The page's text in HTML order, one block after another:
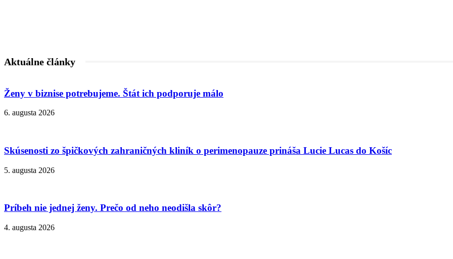
Aktuálne články
Ženy v biznise potrebujeme. Štát ich podporuje málo
6. augusta 2026
Skúsenosti zo špičkových zahraničných kliník o perimenopauze prináša Lucie Lucas do Košíc
5. augusta 2026
Príbeh nie jednej ženy. Prečo od neho neodišla skôr?
4. augusta 2026